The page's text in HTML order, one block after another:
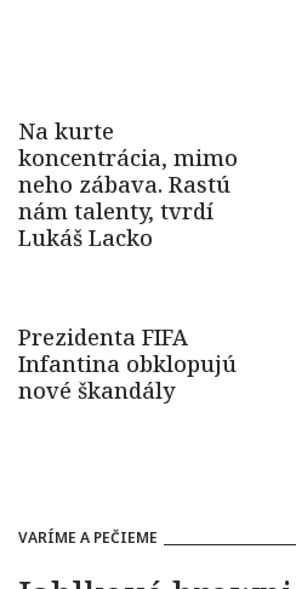
VARÍME A PEČIEME